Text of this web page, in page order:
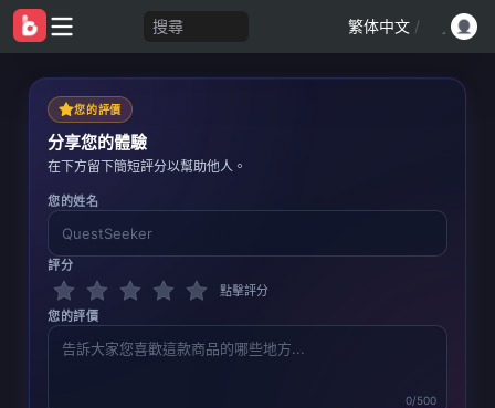
搜尋 繁体中文 /
您的評價
分享您的體驗
在下方留下簡短評分以幫助他人。
您的姓名
評分
點擊評分
您的評價
0/500